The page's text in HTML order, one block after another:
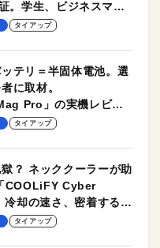
。学生、ビジネスマン
最適！
タイアップ
テリ＝半固体電池。選
に取材。
Pro」の実機レビュ
タイアップ
？ ネッククーラーが助
COOLiFY Cyber
却の速さ、密着する冷
ルな操作性がグッド！
タイアップ